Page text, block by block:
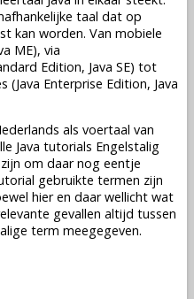
taal dat op
kan worden. Van mobiele
ME), via
Edition, Java SE) tot
Enterprise Edition, Java
als voertaal van
Java tutorials Engelstalig
om daar nog eentje
gebruikte termen zijn
hier en daar wellicht wat
gevallen altijd tussen
term meegegeven.